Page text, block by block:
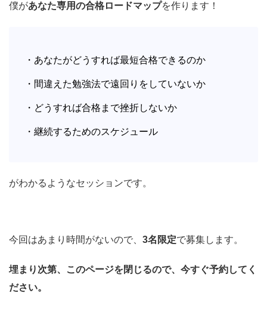
僕があなた専用の合格ロードマップを作ります！
・あなたがどうすれば最短合格できるのか
・間違えた勉強法で遠回りをしていないか
・どうすれば合格まで挫折しないか
・継続するためのスケジュール
がわかるようなセッションです。
今回はあまり時間がないので、 3名限定で募集します。
埋まり次第、このページを閉じるので、今すぐ予約してく
ださい。